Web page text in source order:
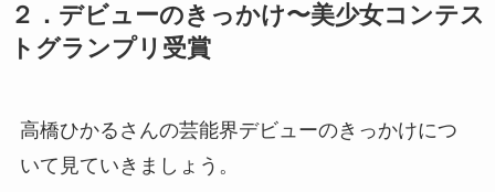
２．デビューのきっかけ〜美少女コンテス
トグランプリ受賞
高橋ひかるさんの芸能界デビューのきっかけにつ
いて見ていきましょう。